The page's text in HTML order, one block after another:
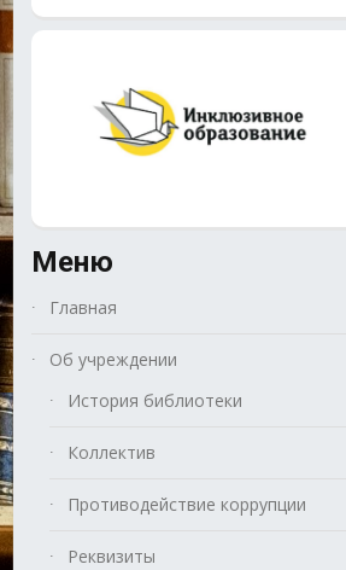
Меню
Главная
Об учреждении
История библиотеки
Коллектив
Противодействие коррупции
Реквизиты